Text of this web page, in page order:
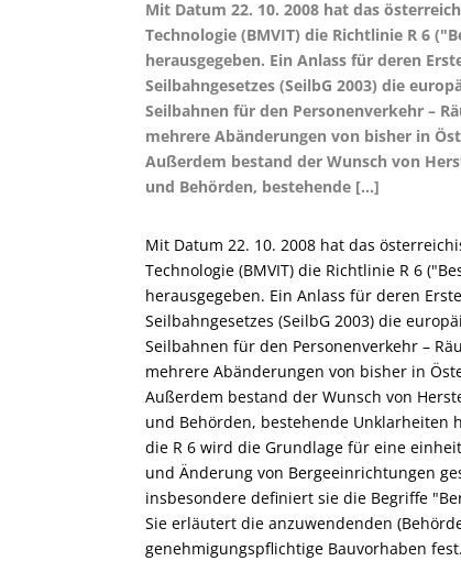
Mit Datum 22. 10. 2008 hat das
Technologie (BMVIT) die Richtlinie R 6
herausgegeben. Ein Anlass für deren
Seilbahngesetzes (SeilbG 2003) die
Seilbahnen für den Personenverkehr –
mehrere Abänderungen von bisher in
Außerdem bestand der Wunsch von
und Behörden, bestehende […]
Mit Datum 22. 10. 2008 hat das
Technologie (BMVIT) die Richtlinie R 6
herausgegeben. Ein Anlass für deren
Seilbahngesetzes (SeilbG 2003) die
Seilbahnen für den Personenverkehr –
mehrere Abänderungen von bisher in
Außerdem bestand der Wunsch von
und Behörden, bestehende Unklarheiten
die R 6 wird die Grundlage für eine
und Änderung von Bergeeinrichtungen
insbesondere definiert sie die Begriffe
Sie erläutert die anzuwendenden
genehmigungspflichtige Bauvorhaben